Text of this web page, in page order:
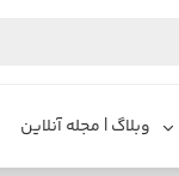
وبلاگ | مجله آنلاین